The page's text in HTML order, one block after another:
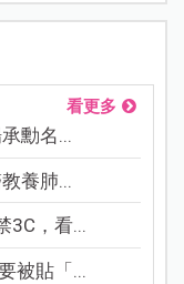
看更多
勳名...
養肺...
3C，看...
被貼「...